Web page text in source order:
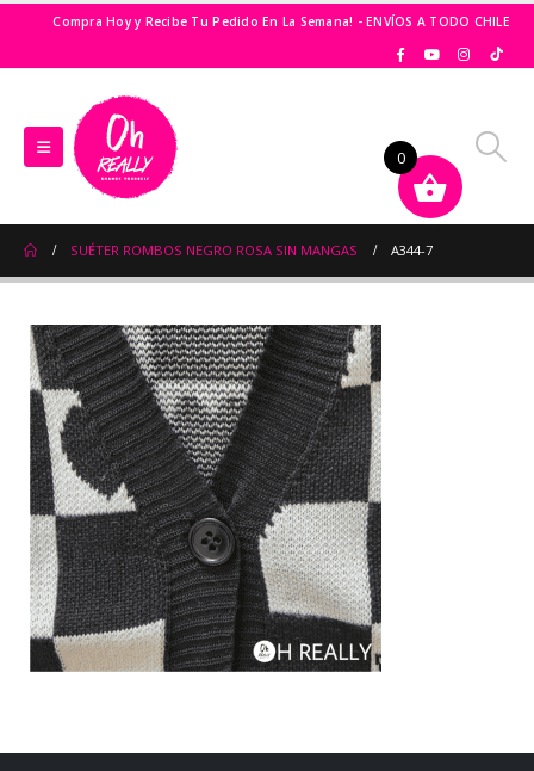
Compra Hoy y Recibe Tu Pedido En La Semana! - ENVÍOS A TODO CHILE
SUÉTER ROMBOS NEGRO ROSA SIN MANGAS A344-7
0